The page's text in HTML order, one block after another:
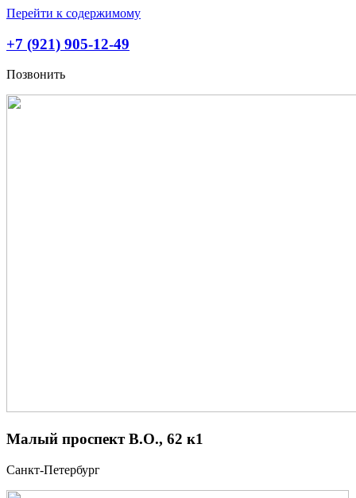
Перейти к содержимому
+7 (921) 905-12-49
Позвонить
Малый проспект В.О., 62 к1
Санкт-Петербург